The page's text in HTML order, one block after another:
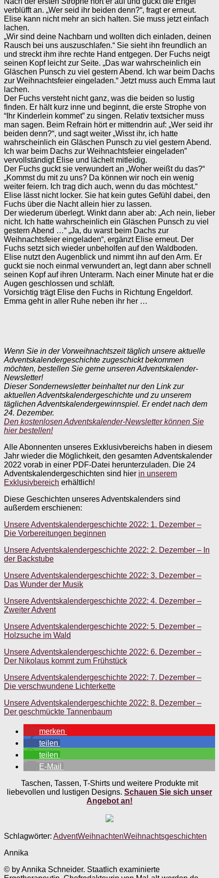
verblüfft an. „Wer seid ihr beiden denn?“, fragt er erneut.
Elise kann nicht mehr an sich halten. Sie muss jetzt einfach
lachen.
„Wir sind deine Nachbarn und wollten dich einladen, deinen
Rausch bei uns auszuschlafen.“ Sie sieht ihn freundlich an
und streckt ihm ihre rechte Hand entgegen. Der Fuchs neigt
seinen Kopf leicht zur Seite. „Das war wahrscheinlich ein
Gläschen Punsch zu viel gestern Abend. Ich war beim Dachs
zur Weihnachtsfeier eingeladen.“ Jetzt muss auch Emma laut
lachen.
Der Fuchs versteht nicht ganz, was die beiden so lustig
finden. Er hält kurz inne und beginnt, die erste Strophe von
“Ihr Kinderlein kommet” zu singen. Relativ textsicher muss
man sagen. Beim Refrain hört er mittendrin auf: „Wer seid ihr
beiden denn?“, und sagt weiter „Wisst ihr, ich hatte
wahrscheinlich ein Gläschen Punsch zu viel gestern Abend.
Ich war beim Dachs zur Weihnachtsfeier eingeladen”
vervollständigt Elise und lächelt mitleidig.
Der Fuchs guckt sie verwundert an „Woher weißt du das?“
„Kommst du mit zu uns? Da können wir noch ein wenig
weiter feiern. Ich trag dich auch, wenn du das möchtest.“
Elise lässt nicht locker. Sie hat kein gutes Gefühl dabei, den
Fuchs über die Nacht allein hier zu lassen.
Der wiederum überlegt. Winkt dann aber ab: „Ach nein, lieber
nicht. Ich hatte wahrscheinlich ein Gläschen Punsch zu viel
gestern Abend …“ „Ja, du warst beim Dachs zur
Weihnachtsfeier eingeladen“, ergänzt Elise erneut. Der
Fuchs setzt sich wieder unbeholfen auf den Waldboden.
Elise nutzt den Augenblick und nimmt ihn auf den Arm. Er
guckt sie noch einmal verwundert an, legt dann aber schnell
seinen Kopf auf ihren Unterarm. Nach einer Minute hat er die
Augen geschlossen und schläft.
Vorsichtig trägt Elise den Fuchs in Richtung Engeldorf.
Emma geht in aller Ruhe neben ihr her …
Wenn Sie in der Vorweihnachtszeit täglich unsere aktuelle
Adventskalendergeschichte zugeschickt bekommen
möchten, bestellen Sie gerne unseren Adventskalender-
Newsletter!
Dieser Sondernewsletter beinhaltet nur den Link zur
aktuellen Adventskalendergeschichte und zu unserem
täglichen Adventskalendergewinnspiel. Er endet nach dem
24. Dezember.
Den kostenlosen Adventskalender-Newsletter können Sie
hier bestellen!
Alle Abonnenten unseres Exklusivbereichs haben in diesem
Jahr wieder die Möglichkeit, den gesamten Adventskalender
2022 vorab in einer PDF-Datei herunterzuladen. Die 24
Adventskalendergeschichten sind hier in unserem
Exklusivbereich erhältlich!
Diese Geschichten unseres Adventskalenders sind
außerdem erschienen:
Unsere Adventskalendergeschichte 2022: 1. Dezember –
Die Vorbereitungen beginnen
Unsere Adventskalendergeschichte 2022: 2. Dezember – In
der Backstube
Unsere Adventskalendergeschichte 2022: 3. Dezember –
Das Wunder der Musik
Unsere Adventskalendergeschichte 2022: 4. Dezember –
Zweiter Advent
Unsere Adventskalendergeschichte 2022: 5. Dezember –
Holzsuche im Wald
Unsere Adventskalendergeschichte 2022: 6. Dezember –
Der Nikolaus kommt zum Frühstück
Unsere Adventskalendergeschichte 2022: 7. Dezember –
Die verschwundene Lichterkette
Unsere Adventskalendergeschichte 2022: 8. Dezember –
Der geschmückte Tannenbaum
merken
teilen
teilen
E-Mail
Taschen, Tassen, T-Shirts und weitere Produkte mit
liebevollen und lustigen Designs. Schauen Sie sich unser
Angebot an!
Schlagwörter: AdventWeihnachtenWeihnachtsgeschichten
Annika
© by Annika Schneider. Staatlich examinierte